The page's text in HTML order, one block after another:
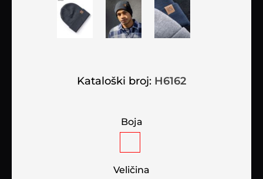
Kataloški broj: H6162
Boja
Veličina